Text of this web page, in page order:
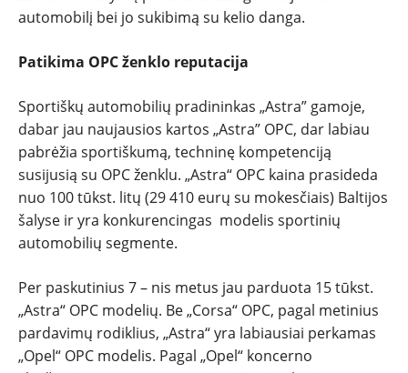
automobilį bei jo sukibimą su kelio danga.
Patikima OPC ženklo reputacija
Sportiškų automobilių pradininkas „Astra” gamoje,
dabar jau naujausios kartos „Astra” OPC, dar labiau
pabrėžia sportiškumą, techninę kompetenciją
susijusią su OPC ženklu. „Astra“ OPC kaina prasideda
nuo 100 tūkst. litų (29 410 eurų su mokesčiais) Baltijos
šalyse ir yra konkurencingas modelis sportinių
automobilių segmente.
Per paskutinius 7 – nis metus jau parduota 15 tūkst.
„Astra“ OPC modelių. Be „Corsa“ OPC, pagal metinius
pardavimų rodiklius, „Astra“ yra labiausiai perkamas
„Opel“ OPC modelis. Pagal „Opel“ koncerno